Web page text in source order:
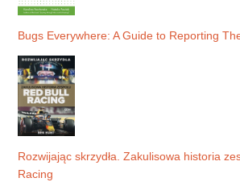
Bugs Everywhere: A Guide to Reporting
Rozwijając skrzydła. Zakulisowa historia
Racing